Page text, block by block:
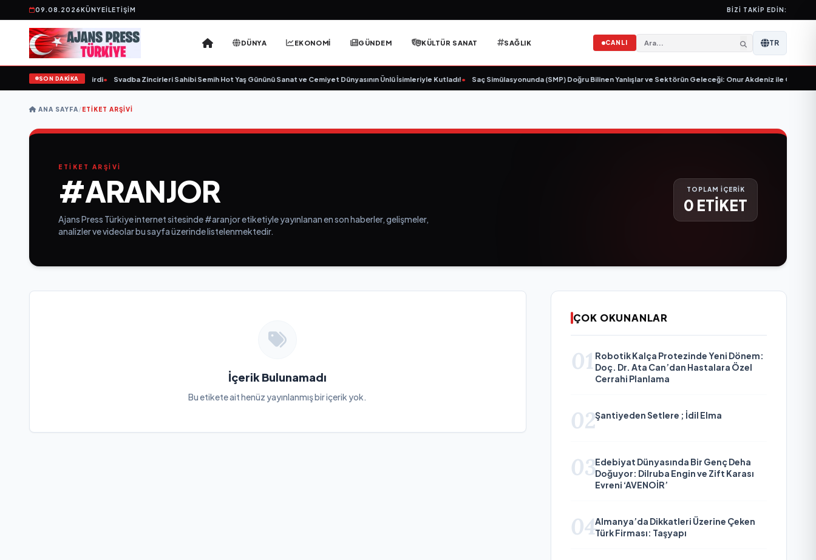
09.08.2026KÜNYEİLETIŞIM BIZI TAKIP EDIN:
DÜNYA EKONOMİ GÜNDEM KÜLTÜR SANAT SAĞLIK CANLI TR
SON DAKİKA
yaşında yaşamını yitirdi• Svadba Zincirleri Sahibi Semih Hot Yaş Gününü Sanat ve Cemiyet Dünyasının Ünlü İsimleriyle Kutladı!• Saç Simülasyonunda (SMP) Doğru Bilinen Yanlışlar ve Sektörün Geleceği: Onur Akdeniz ile Özel
ANA SAYFA/ETIKET ARŞIVI
ETİKET ARŞİVİ
#ARANJOR
Ajans Press Türkiye internet sitesinde #aranjor etiketiyle yayınlanan en son haberler, gelişmeler,
analizler ve videolar bu sayfa üzerinde listelenmektedir.
TOPLAM İÇERİK
0 ETİKET
İçerik Bulunamadı
Bu etikete ait henüz yayınlanmış bir içerik yok.
ÇOK OKUNANLAR
01 Robotik Kalça Protezinde Yeni Dönem:
Doç. Dr. Ata Can’dan Hastalara Özel
Cerrahi Planlama
02Şantiyeden Setlere ; İdil Elma
03Edebiyat Dünyasında Bir Genç Deha
Doğuyor: Dilruba Engin ve Zift Karası
Evreni ‘AVENOİR’
04Almanya’da Dikkatleri Üzerine Çeken
Türk Firması: Taşyapı